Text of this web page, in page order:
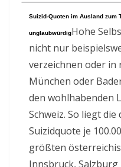
Suizid-Quoten im Ausland zum
unglaubwürdigHohe
nicht nur
verzeichnen oder in
München oder
den wohlhabenden
Schweiz. So liegt
Suizidquote je
größten
Innsbruck, Salzburg